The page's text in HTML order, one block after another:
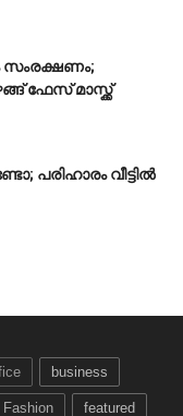
സംരക്ഷണം;
ഫേസ് മാസ്ക്ക്
പരിഹാരം വീട്ടിൽ
business
Fashion featured